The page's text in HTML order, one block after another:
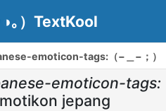
◑｡）TextKool
emoticon-tags:（−＿−；）
emoticon-tags:
jepang